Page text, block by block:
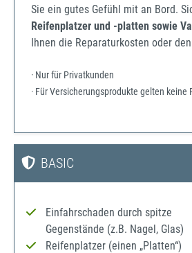
Sie ein gutes Gefühl mit an Bord.
Reifenplatzer und -platten sowie
Ihnen die Reparaturkosten oder
· Nur für Privatkunden
· Für Versicherungsprodukte gelten keine
BASIC
Einfahrschaden durch spitze
Gegenstände (z.B. Nagel, Glas)
Reifenplatzer (einen „Platten“)